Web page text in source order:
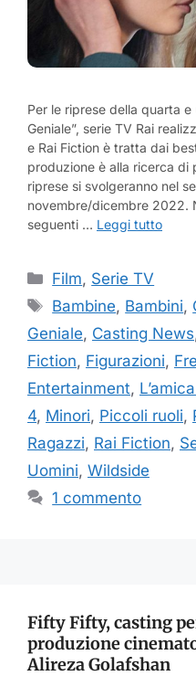
Per le riprese della quarta e
Geniale”, serie TV Rai
e Rai Fiction è tratta dai
produzione è alla ricerca di
riprese si svolgeranno nel
novembre/dicembre 2022.
seguenti … Leggi tutto
Categorie
Film, Serie TV
Tag
Bambine, Bambini,
Geniale, Casting News
Fiction, Figurazioni,
Entertainment,
4, Minori, Piccoli ruoli,
Ragazzi, Rai Fiction,
Uomini, Wildside
1 commento
Fifty Fifty, casting
produzione
Alireza Golafshan